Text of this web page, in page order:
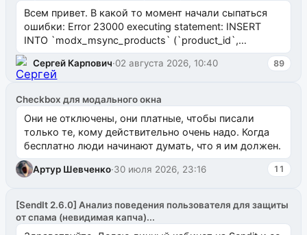
Всем привет. В какой то момент начали сыпаться
ошибки: Error 23000 executing statement: INSERT
INTO `modx_msync_products` (`product_id`,
`uuid_1c`) VALUES ...
Сергей Карпович·02 августа 2026, 10:40 89
Checkbox для модального окна
Они не отключены, они платные, чтобы писали
только те, кому действительно очень надо. Когда
бесплатно люди начинают думать, что я им должен.
Артур Шевченко·30 июля 2026, 23:16 11
[SendIt 2.6.0] Анализ поведения пользователя для защиты
от спама (невидимая капча)...